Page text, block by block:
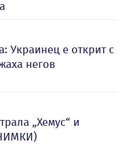
Украинец е открит с
негов
„Хемус“ и